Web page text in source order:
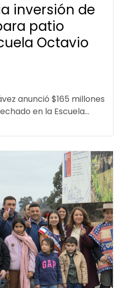
inversión de
patio
Octavio
anunció $165 millones
en la Escuela...